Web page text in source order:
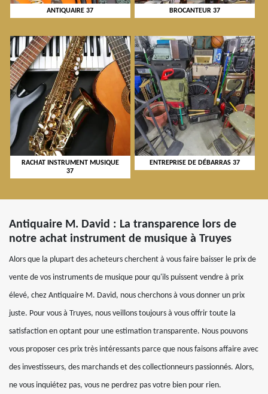
ANTIQUAIRE 37 BROCANTEUR 37
RACHAT INSTRUMENT MUSIQUE
37
ENTREPRISE DE DÉBARRAS 37
Antiquaire M. David : La transparence lors de
notre achat instrument de musique à Truyes
Alors que la plupart des acheteurs cherchent à vous faire baisser le prix de
vente de vos instruments de musique pour qu'ils puissent vendre à prix
élevé, chez Antiquaire M. David, nous cherchons à vous donner un prix
juste. Pour vous à Truyes, nous veillons toujours à vous offrir toute la
satisfaction en optant pour une estimation transparente. Nous pouvons
vous proposer ces prix très intéressants parce que nous faisons affaire avec
des investisseurs, des marchands et des collectionneurs passionnés. Alors,
ne vous inquiétez pas, vous ne perdrez pas votre bien pour rien.